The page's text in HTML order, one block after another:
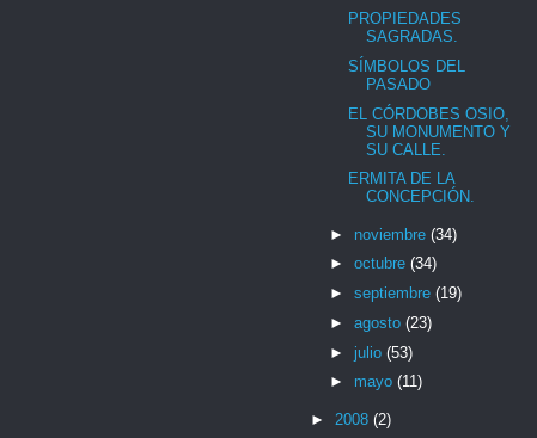
PROPIEDADES
SAGRADAS.
SÍMBOLOS DEL
PASADO
EL CÓRDOBES OSIO,
SU MONUMENTO Y
SU CALLE.
ERMITA DE LA
CONCEPCIÓN.
► noviembre (34)
► octubre (34)
► septiembre (19)
► agosto (23)
► julio (53)
► mayo (11)
► 2008 (2)